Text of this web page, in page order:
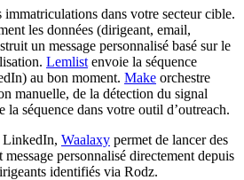
dans votre secteur cible.
les données (dirigeant, email,
un message personnalisé basé sur le
Lemlist envoie la séquence
au bon moment. Make orchestre
manuelle, de la détection du signal
la séquence dans votre outil d’outreach.
LinkedIn, Waalaxy permet de lancer des
personnalisé directement depuis
identifiés via Rodz.